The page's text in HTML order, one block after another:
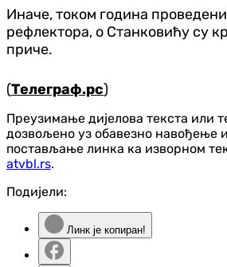
Иначе, током година
рефлектора, о Станковићу су
приче.
(Телеграф.рс)
Преузимање дијелова текста или
дозвољено уз обавезно навођење
постављање линка ка изворном
atvbl.rs.
Подијели:
Линк је копиран!